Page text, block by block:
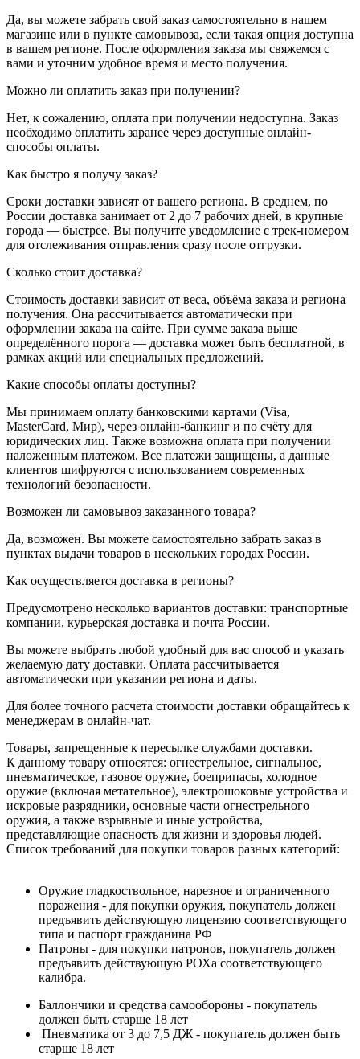
Да, вы можете забрать свой заказ самостоятельно в нашем
магазине или в пункте самовывоза, если такая опция доступна
в вашем регионе. После оформления заказа мы свяжемся с
вами и уточним удобное время и место получения.
Можно ли оплатить заказ при получении?
Нет, к сожалению, оплата при получении недоступна. Заказ
необходимо оплатить заранее через доступные онлайн-
способы оплаты.
Как быстро я получу заказ?
Сроки доставки зависят от вашего региона. В среднем, по
России доставка занимает от 2 до 7 рабочих дней, в крупные
города — быстрее. Вы получите уведомление с трек-номером
для отслеживания отправления сразу после отгрузки.
Сколько стоит доставка?
Стоимость доставки зависит от веса, объёма заказа и региона
получения. Она рассчитывается автоматически при
оформлении заказа на сайте. При сумме заказа выше
определённого порога — доставка может быть бесплатной, в
рамках акций или специальных предложений.
Какие способы оплаты доступны?
Мы принимаем оплату банковскими картами (Visa,
MasterCard, Мир), через онлайн-банкинг и по счёту для
юридических лиц. Также возможна оплата при получении
наложенным платежом. Все платежи защищены, а данные
клиентов шифруются с использованием современных
технологий безопасности.
Возможен ли самовывоз заказанного товара?
Да, возможен. Вы можете самостоятельно забрать заказ в
пунктах выдачи товаров в нескольких городах России.
Как осуществляется доставка в регионы?
Предусмотрено несколько вариантов доставки: транспортные
компании, курьерская доставка и почта России.
Вы можете выбрать любой удобный для вас способ и указать
желаемую дату доставки. Оплата рассчитывается
автоматически при указании региона и даты.
Для более точного расчета стоимости доставки обращайтесь к
менеджерам в онлайн-чат.
Товары, запрещенные к пересылке службами доставки.
К данному товару относятся: огнестрельное, сигнальное,
пневматическое, газовое оружие, боеприпасы, холодное
оружие (включая метательное), электрошоковые устройства и
искровые разрядники, основные части огнестрельного
оружия, а также взрывные и иные устройства,
представляющие опасность для жизни и здоровья людей.
Список требований для покупки товаров разных категорий:
Оружие гладкоствольное, нарезное и ограниченного
поражения - для покупки оружия, покупатель должен
предъявить действующую лицензию соответствующего
типа и паспорт гражданина РФ
Патроны - для покупки патронов, покупатель должен
предъявить действующую РОХа соответствующего
калибра.
Баллончики и средства самообороны - покупатель
должен быть старше 18 лет
Пневматика от 3 до 7,5 ДЖ - покупатель должен быть
старше 18 лет